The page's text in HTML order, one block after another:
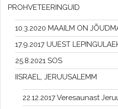
PROHVETEERINGUID
10.3.2020 MAAILM ON
17.9.2017 UUEST
25.8.2021 SOS
IISRAEL, JERUUSALEMM
22.12.2017 Veresaunast